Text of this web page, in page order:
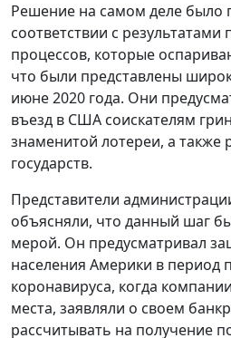
Решение на самом деле было
соответствии с результатами
процессов, которые
что были представлены
июне 2020 года. Они
въезд в США соискателям
знаменитой лотереи, а также
государств.
Представители
объясняли, что данный шаг
мерой. Он предусматривал
населения Америки в период
коронавируса, когда
места, заявляли о своем
рассчитывать на получение